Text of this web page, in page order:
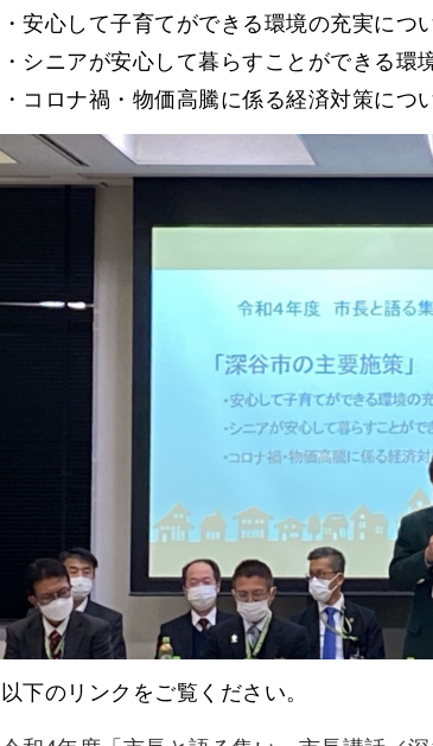
・安心して子育てができる環境の充実につ
・シニアが安心して暮らすことができる環
・コロナ禍・物価高騰に係る経済対策につ
以下のリンクをご覧ください。